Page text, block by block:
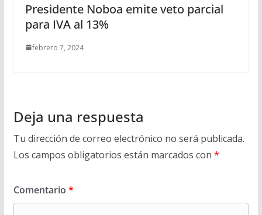
Presidente Noboa emite veto parcial
para IVA al 13%
febrero 7, 2024
Deja una respuesta
Tu dirección de correo electrónico no será publicada.
Los campos obligatorios están marcados con *
Comentario *